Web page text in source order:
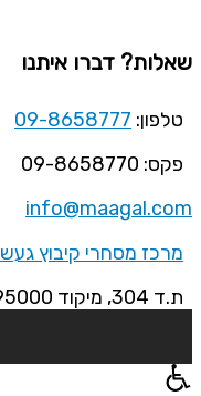
שאלות? דברו איתנו
טלפון: 09-8658777
פקס: 09-8658770
info@maagal.com
מרכז מסחרי קיבוץ געש
ת.ד 304, מיקוד 6095000